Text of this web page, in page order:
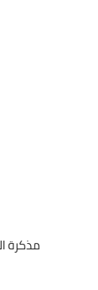
مذكرة